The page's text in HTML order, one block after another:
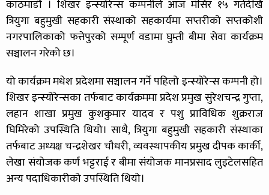
काठमाडौं । शिखर इन्स्योरेन्स कम्पनीले आज मंसिर १५ गतेदेखि
त्रियुगा बहुमुखी सहकारी संस्थाको सहकार्यमा सप्तरीको सप्तकोशी
नगरपालिकाको फत्तेपुरको सम्पूर्ण वडामा घुम्ती बीमा सेवा कार्यक्रम
सञ्चालन गरेको छ।
यो कार्यक्रम मधेश प्रदेशमा सञ्चालन गर्ने पहिलो इन्स्योरेन्स कम्पनी हो।
शिखर इन्स्योरेन्सका तर्फबाट कार्यक्रममा प्रदेश प्रमुख सुरेशचन्द्र गुप्ता,
लहान शाखा प्रमुख कुशकुमार यादव र पशु प्राविधिक शुक्रराज
घिमिरेको उपस्थिति थियो। साथै, त्रियुगा बहुमुखी सहकारी संस्थाका
तर्फबाट अध्यक्ष चन्द्रशेखर चौधरी, व्यवस्थापकीय प्रमुख दीपक कार्की,
लेखा संयोजक कर्ण भट्टराई र बीमा संयोजक मानप्रसाद लुइटेलसहित
अन्य पदाधिकारीको उपस्थिति थियो।